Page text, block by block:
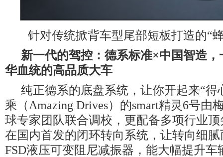
针对传统掀背车型尾部短板打造的“
新一代的驾控：德系标准×中国智造，
华血统的高品质大车
纯正德系的底盘系统，让你开起来“得
乘（Amazing Drives）的smart精灵6号由
球专家团队联合调校，更配备多项行业
在国内首发的闭环转向系统，让转向细
FSD液压可变阻尼减振器，能大幅提升车